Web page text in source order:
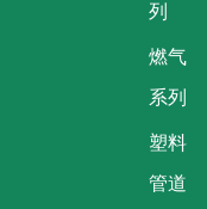
列
燃气
系列
塑料
管道